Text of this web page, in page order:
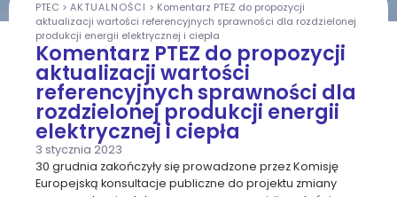
PTEC > AKTUALNOŚCI > Komentarz PTEZ do propozycji
aktualizacji wartości referencyjnych sprawności dla rozdzielonej
produkcji energii elektrycznej i ciepła
Komentarz PTEZ do propozycji
aktualizacji wartości
referencyjnych sprawności dla
rozdzielonej produkcji energii
elektrycznej i ciepła
3 stycznia 2023
30 grudnia zakończyły się prowadzone przez Komisję
Europejską konsultacje publiczne do projektu zmiany